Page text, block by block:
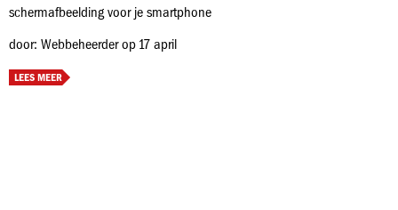
schermafbeelding voor je smartphone
door: Webbeheerder op 17 april
LEES MEER